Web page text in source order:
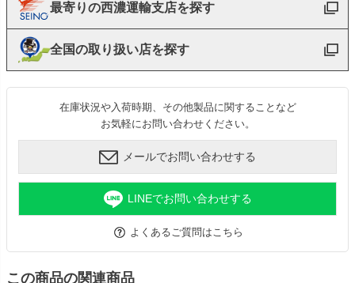
最寄りの西濃運輸支店を探す
全国の取り扱い店を探す
在庫状況や入荷時期、その他製品に関することなど
お気軽にお問い合わせください。
メールでお問い合わせする
LINEでお問い合わせする
よくあるご質問はこちら
この商品の関連商品